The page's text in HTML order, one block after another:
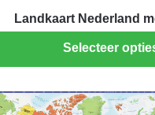
Landkaart Nederland
Selecteer